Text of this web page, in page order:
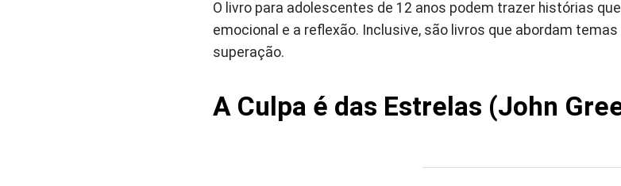
O livro para adolescentes de 12 anos podem trazer histórias
emocional e a reflexão. Inclusive, são livros que abordam
superação.
A Culpa é das Estrelas (John